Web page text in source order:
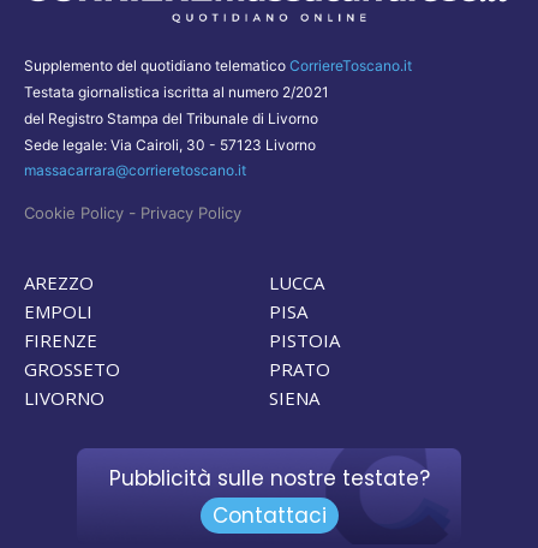
Supplemento del quotidiano telematico CorriereToscano.it
Testata giornalistica iscritta al numero 2/2021
del Registro Stampa del Tribunale di Livorno
Sede legale: Via Cairoli, 30 - 57123 Livorno
massacarrara@corrieretoscano.it
Cookie Policy - Privacy Policy
AREZZO
EMPOLI
FIRENZE
GROSSETO
LIVORNO
LUCCA
PISA
PISTOIA
PRATO
SIENA
Pubblicità sulle nostre testate?
Contattaci